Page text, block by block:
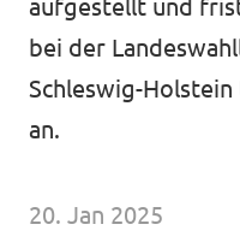
Mache bei Volt
aufgestellt und
bei der
Schleswig-
an.
20. Jan 2025